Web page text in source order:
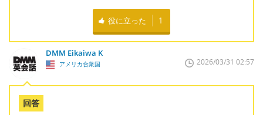
役に立った 1
DMM Eikaiwa K
アメリカ合衆国 2026/03/31 02:57
回答